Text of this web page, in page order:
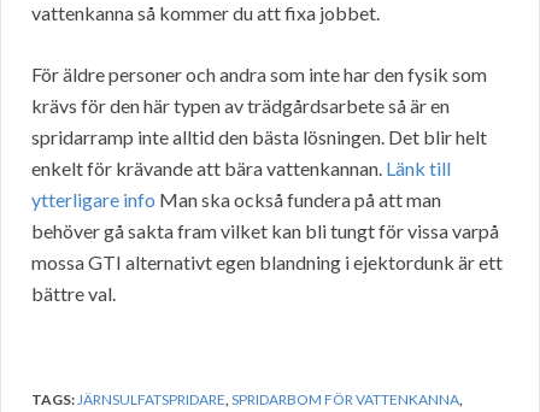
vattenkanna så kommer du att fixa jobbet.
För äldre personer och andra som inte har den fysik som
krävs för den här typen av trädgårdsarbete så är en
spridarramp inte alltid den bästa lösningen. Det blir helt
enkelt för krävande att bära vattenkannan. Länk till
ytterligare info Man ska också fundera på att man
behöver gå sakta fram vilket kan bli tungt för vissa varpå
mossa GTI alternativt egen blandning i ejektordunk är ett
bättre val.
TAGS:JÄRNSULFATSPRIDARE,SPRIDARBOM FÖR VATTENKANNA,